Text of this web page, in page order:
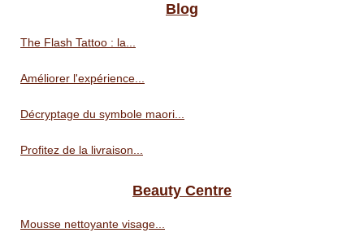
Blog
The Flash Tattoo : la...
Améliorer l'expérience...
Décryptage du symbole maori...
Profitez de la livraison...
Beauty Centre
Mousse nettoyante visage...